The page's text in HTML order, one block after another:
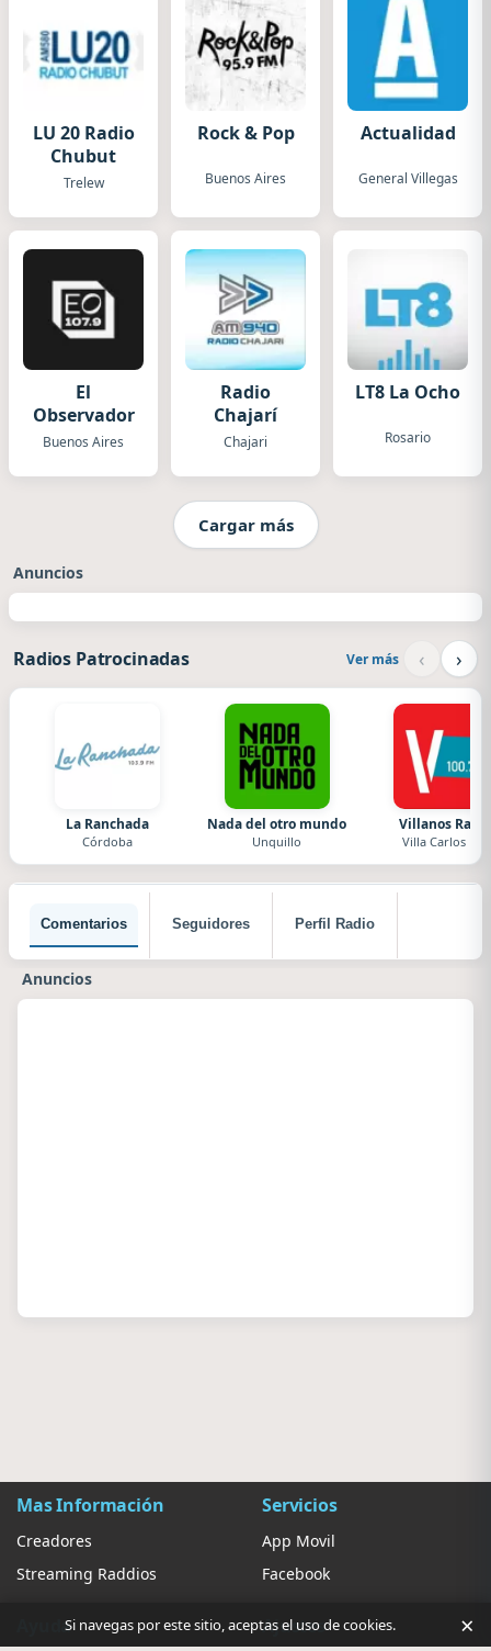
LU 20 Radio
Chubut
Trelew
Rock & Pop
Buenos Aires
Actualidad
General Villegas
El
Observador
Buenos Aires
Radio
Chajarí
Chajari
LT8 La Ocho
Rosario
Cargar más
Anuncios
Radios Patrocinadas Ver más ‹ ›
La Ranchada
Córdoba
Nada del otro mundo
Unquillo
Villanos
Villa Carlos Paz
Comentarios Seguidores Perfil Radio
Anuncios
Mas Información
Creadores
Streaming Raddios
Servicios
App Movil
Facebook
Ayuda Ajustes
Si navegas por este sitio, aceptas el uso de cookies. ×